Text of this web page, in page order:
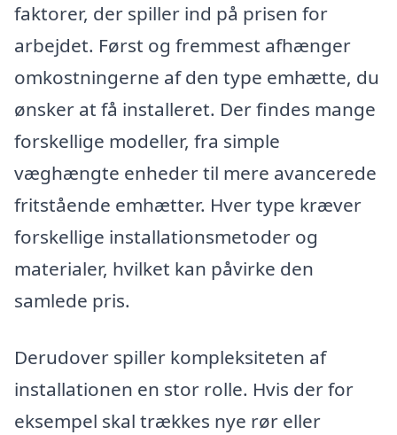
faktorer, der spiller ind på prisen for
arbejdet. Først og fremmest afhænger
omkostningerne af den type emhætte, du
ønsker at få installeret. Der findes mange
forskellige modeller, fra simple
væghængte enheder til mere avancerede
fritstående emhætter. Hver type kræver
forskellige installationsmetoder og
materialer, hvilket kan påvirke den
samlede pris.
Derudover spiller kompleksiteten af
installationen en stor rolle. Hvis der for
eksempel skal trækkes nye rør eller